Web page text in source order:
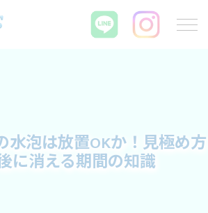
水泡は放置OKか！見極め方
に消える期間の知識